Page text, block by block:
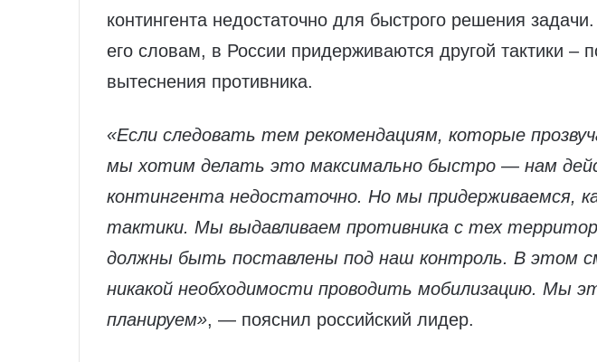
контингента недостаточно для быстрого решения
его словам, в России придерживаются другой тактики –
вытеснения противника.
«Если следовать тем рекомендациям, которые
мы хотим делать это максимально быстро — нам
контингента недостаточно. Но мы придерживаемся,
тактики. Мы выдавливаем противника с тех
должны быть поставлены под наш контроль. В этом
никакой необходимости проводить мобилизацию. Мы
планируем», — пояснил российский лидер.